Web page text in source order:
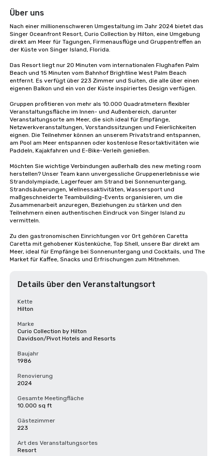
Über uns
Nach einer millionenschweren Umgestaltung im Jahr 2024 bietet das
Singer Oceanfront Resort, Curio Collection by Hilton, eine Umgebung
direkt am Meer für Tagungen, Firmenausflüge und Gruppentreffen an
der Küste von Singer Island, Florida.
Das Resort liegt nur 20 Minuten vom internationalen Flughafen Palm
Beach und 15 Minuten vom Bahnhof Brightline West Palm Beach
entfernt. Es verfügt über 223 Zimmer und Suiten, die alle über einen
eigenen Balkon und ein von der Küste inspiriertes Design verfügen.
Gruppen profitieren von mehr als 10.000 Quadratmetern flexibler
Veranstaltungsfläche im Innen- und Außenbereich, darunter
Veranstaltungsorte am Meer, die sich ideal für Empfänge,
Netzwerkveranstaltungen, Vorstandssitzungen und Feierlichkeiten
eignen. Die Teilnehmer können an unserem Privatstrand entspannen,
am Pool am Meer entspannen oder kostenlose Resortaktivitäten wie
Paddeln, Kajakfahren und E-Bike-Verleih genießen.
Möchten Sie wichtige Verbindungen außerhalb des new meting room
herstellen? Unser Team kann unvergessliche Gruppenerlebnisse wie
Strandolympiade, Lagerfeuer am Strand bei Sonnenuntergang,
Strandsäuberungen, Wellnessaktivitäten, Wassersport und
maßgeschneiderte Teambuilding-Events organisieren, um die
Zusammenarbeit anzuregen, Beziehungen zu stärken und den
Teilnehmern einen authentischen Eindruck von Singer Island zu
vermitteln.
Zu den gastronomischen Einrichtungen vor Ort gehören Caretta
Caretta mit gehobener Küstenküche, Top Shell, unsere Bar direkt am
Meer, ideal für Empfänge bei Sonnenuntergang und Cocktails, und The
Market für Kaffee, Snacks und Erfrischungen zum Mitnehmen.
Details über den Veranstaltungsort
Kette
Hilton
Marke
Curio Collection by Hilton
Davidson/Pivot Hotels and Resorts
Baujahr
1986
Renovierung
2024
Gesamte Meetingfläche
10.000 sq ft
Gästezimmer
223
Art des Veranstaltungsortes
Resort